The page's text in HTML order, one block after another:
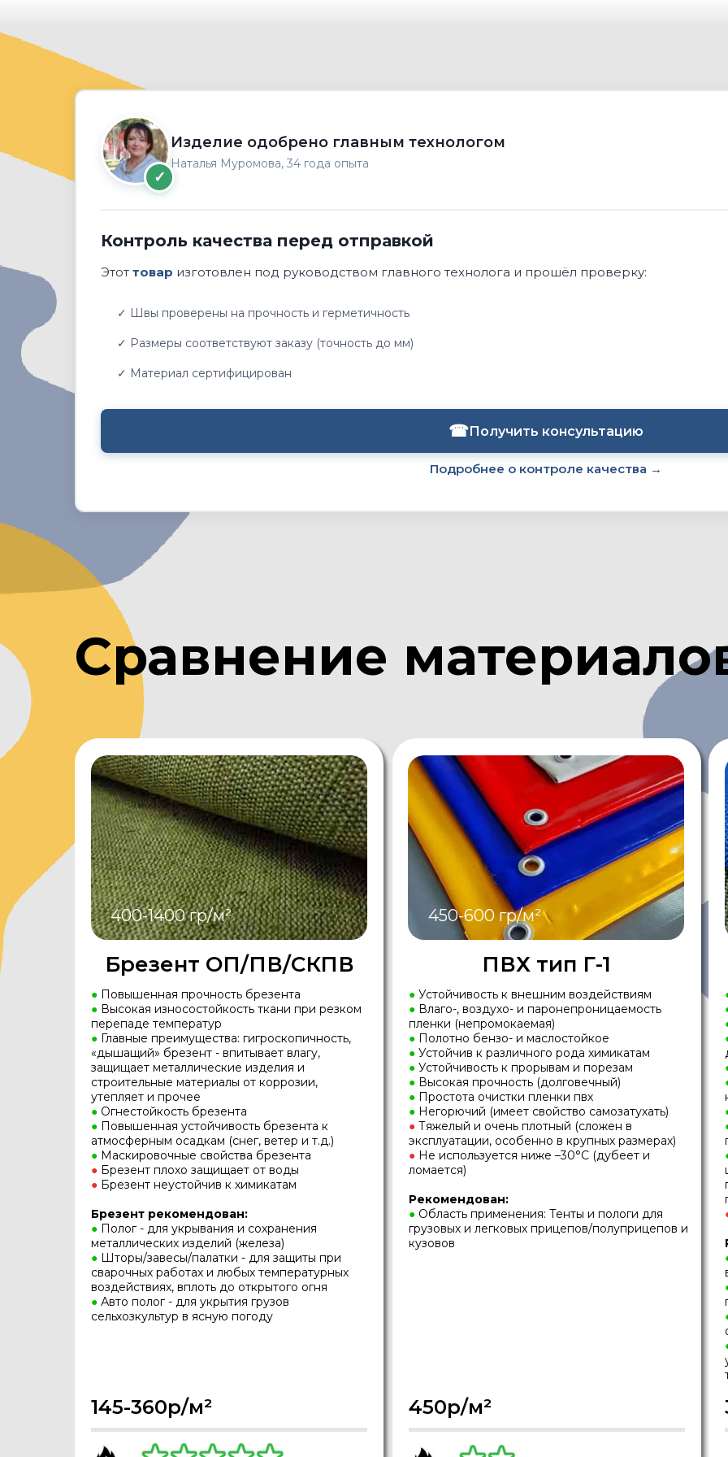
✓
Изделие одобрено главным технологом
Наталья Муромова, 34 года опыта
Контроль качества перед отправкой
Этот товар изготовлен под руководством главного технолога и прошёл проверку:
✓ Швы проверены на прочность и герметичность
✓ Размеры соответствуют заказу (точность до мм)
✓ Материал сертифицирован
☎Получить консультацию
Подробнее о контроле качества →
Сравнение
450р/м²
145-360р/м²
ПВХ тип Г-1
Брезент ОП/ПВ/СКПВ
● Устойчивость к внешним воздействиям
● Влаго-, воздухо- и паронепроницаемость
пленки (непромокаемая)
● Полотно бензо- и маслостойкое
● Устойчив к различного рода химикатам
● Устойчивость к прорывам и порезам
● Высокая прочность (долговечный)
● Простота очистки пленки пвх
● Негорючий (имеет свойство самозатухать)
● Тяжелый и очень плотный (сложен в
эксплуатации, особенно в крупных размерах)
● Не используется ниже –30°C (дубеет и
ломается)
Рекомендован:
● Область применения: Тенты и пологи для
грузовых и легковых прицепов/полуприцепов и
кузовов
● Повышенная прочность брезента
● Высокая износостойкость ткани при резком
перепаде температур
● Главные преимущества: гигроскопичность,
«дышащий» брезент - впитывает влагу,
защищает металлические изделия и
строительные материалы от коррозии,
утепляет и прочее
● Огнестойкость брезента
● Повышенная устойчивость брезента к
атмосферным осадкам (снег, ветер и т.д.)
● Маскировочные свойства брезента
● Брезент плохо защищает от воды
● Брезент неустойчив к химикатам
Брезент рекомендован:
● Полог - для укрывания и сохранения
металлических изделий (железа)
● Шторы/завесы/палатки - для защиты при
сварочных работах и любых температурных
воздействиях, вплоть до открытого огня
● Авто полог - для укрытия грузов
сельхозкультур в ясную погоду
400-1400 гр/м² 450-600 гр/м²